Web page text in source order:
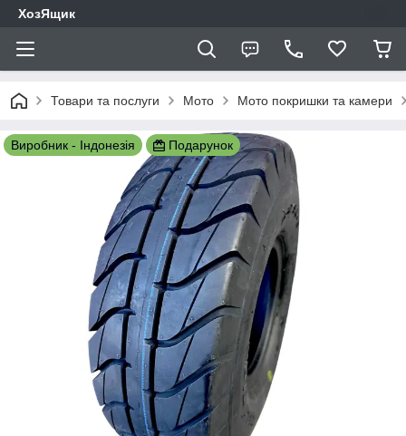
ХозЯщик
Товари та послуги Мото Мото покришки та камери
Виробник - Індонезія Подарунок